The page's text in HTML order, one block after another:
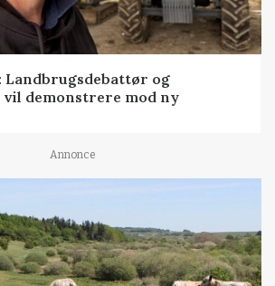
Landbrugsdebattør og
demonstrere mod ny
Annonce